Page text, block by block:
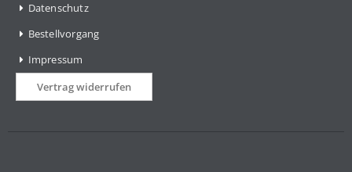
Datenschutz
Bestellvorgang
Impressum
Vertrag widerrufen